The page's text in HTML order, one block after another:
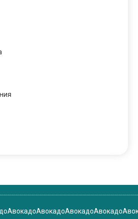
АвокадоАвокадоАвокадоАвокадо